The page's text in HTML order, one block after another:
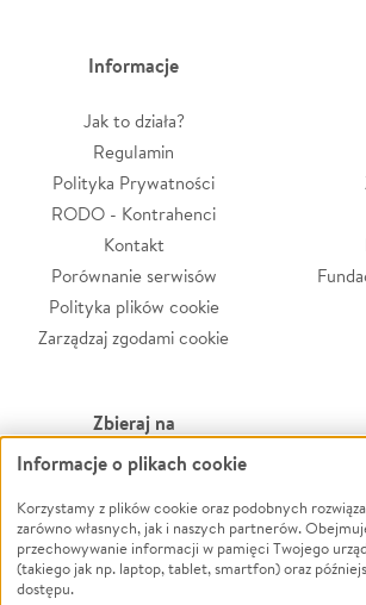
Informacje
Jak to działa?
Regulamin
Polityka Prywatności
RODO - Kontrahenci
Kontakt
Porównanie serwisów
Polityka plików cookie
Zarządzaj zgodami cookie
Zbieraj na
Leczenie
Zwierzęta
Pożar
Ukraina
Informacje o plikach cookie
Korzystamy z plików cookie oraz podobnych
zarówno własnych, jak i naszych partnerów.
przechowywanie informacji w pamięci Twojego
(takiego jak np. laptop, tablet, smartfon) oraz
dostępu.